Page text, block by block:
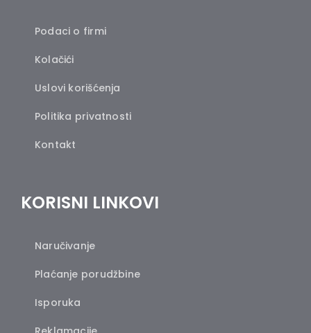
Podaci o firmi
Kolačići
Uslovi korišćenja
Politika privatnosti
Kontakt
KORISNI LINKOVI
Naručivanje
Plaćanje porudžbine
Isporuka